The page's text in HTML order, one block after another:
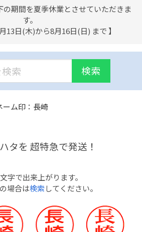
期間を夏季休業とさせていただきま
す。
13日(木)から8月16日(日) まで 】
検索
ーム印：長崎
タを 超特急で発送！
字で出来上がります。
場合は検索してください。